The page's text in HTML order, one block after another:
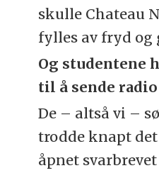
skulle Chateau
fylles av fryd og
Og studentene
til å sende
De – altså vi –
trodde knapt
åpnet